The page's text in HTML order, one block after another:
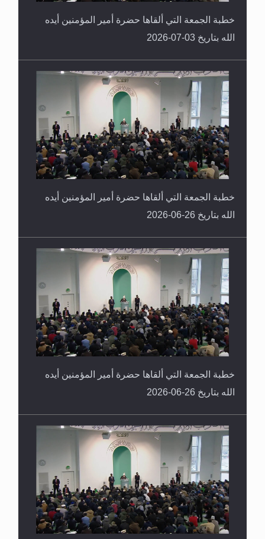
خطبة الجمعة التي ألقاها حضرة أمير المؤمنين أيده
الله بتاريخ 03-07-2026
خطبة الجمعة التي ألقاها حضرة أمير المؤمنين أيده
الله بتاريخ 26-06-2026
خطبة الجمعة التي ألقاها حضرة أمير المؤمنين أيده
الله بتاريخ 26-06-2026